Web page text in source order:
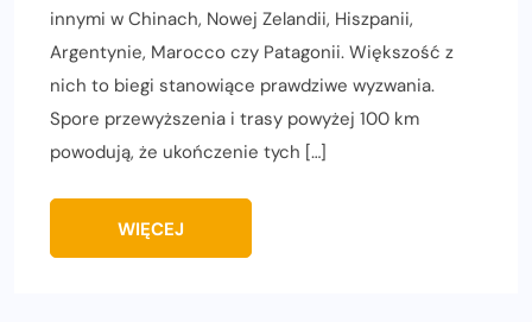
innymi w Chinach, Nowej Zelandii, Hiszpanii,
Argentynie, Marocco czy Patagonii. Większość z
nich to biegi stanowiące prawdziwe wyzwania.
Spore przewyższenia i trasy powyżej 100 km
powodują, że ukończenie tych […]
WIĘCEJ